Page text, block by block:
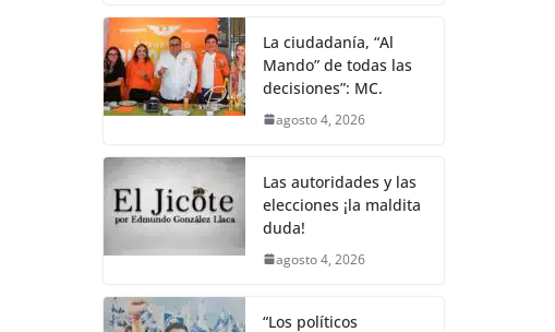
La ciudadanía, “Al
Mando” de todas las
decisiones”: MC.
agosto 4, 2026
Las autoridades y las
elecciones ¡la maldita
duda!
agosto 4, 2026
“Los políticos